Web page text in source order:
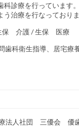
診療を行っています
う治療を行なっており
保 介護 / 生保 医療
歯科衛生指導、居宅療
法人社団 三優会 優